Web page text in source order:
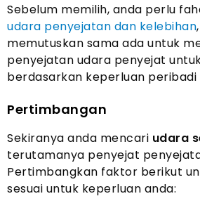
Sebelum memilih, anda perlu
udara penyejatan dan kelebihan
memutuskan sama ada untuk
penyejatan udara penyejat
berdasarkan keperluan peribadi
Pertimbangan
Sekiranya anda mencari udara
terutamanya penyejat
Pertimbangkan faktor berikut
sesuai untuk keperluan anda: